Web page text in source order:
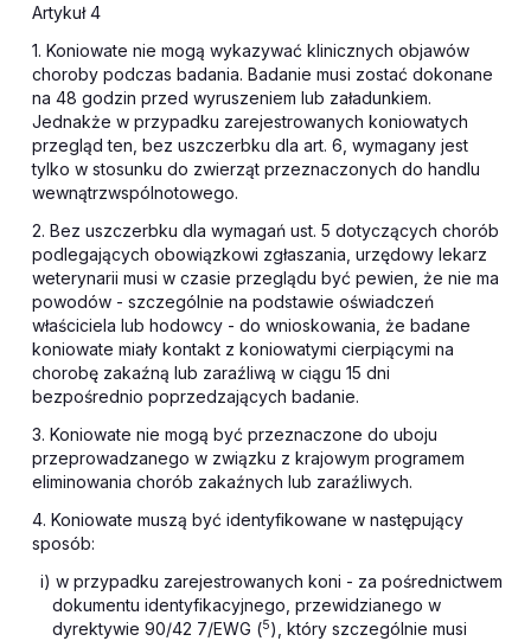
Artykuł 4
1. Koniowate nie mogą wykazywać klinicznych objawów
choroby podczas badania. Badanie musi zostać dokonane
na 48 godzin przed wyruszeniem lub załadunkiem.
Jednakże w przypadku zarejestrowanych koniowatych
przegląd ten, bez uszczerbku dla art. 6, wymagany jest
tylko w stosunku do zwierząt przeznaczonych do handlu
wewnątrzwspólnotowego.
2. Bez uszczerbku dla wymagań ust. 5 dotyczących chorób
podlegających obowiązkowi zgłaszania, urzędowy lekarz
weterynarii musi w czasie przeglądu być pewien, że nie ma
powodów - szczególnie na podstawie oświadczeń
właściciela lub hodowcy - do wnioskowania, że badane
koniowate miały kontakt z koniowatymi cierpiącymi na
chorobę zakaźną lub zaraźliwą w ciągu 15 dni
bezpośrednio poprzedzających badanie.
3. Koniowate nie mogą być przeznaczone do uboju
przeprowadzanego w związku z krajowym programem
eliminowania chorób zakaźnych lub zaraźliwych.
4. Koniowate muszą być identyfikowane w następujący
sposób:
i) w przypadku zarejestrowanych koni - za pośrednictwem
dokumentu identyfikacyjnego, przewidzianego w
dyrektywie 90/42 7/EWG (5), który szczególnie musi